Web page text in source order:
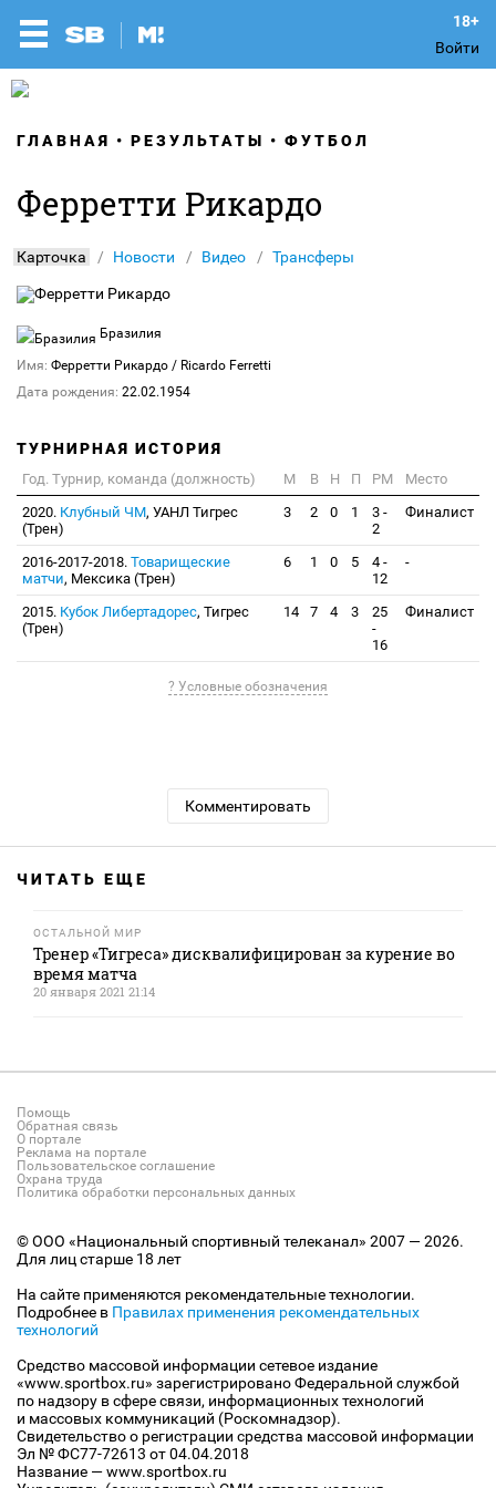
Войти
ГЛАВНАЯ РЕЗУЛЬТАТЫ ФУТБОЛ
Ферретти Рикардо
Карточка Новости Видео Трансферы
Бразилия
Имя: Ферретти Рикардо / Ricardo Ferretti
Дата рождения: 22.02.1954
ТУРНИРНАЯ ИСТОРИЯ
Год. Турнир, команда (должность) М В Н П РМ
Место
2020. Клубный ЧМ, УАНЛ Тигрес
(Трен)
3 2 0 1
3 -
2
Финалист
2016-2017-2018. Товарищеские
матчи, Мексика (Трен)
6 1 0 5
4 -
12
-
2015. Кубок Либертадорес, Тигрес
(Трен)
14 7 4 3
25
-
16
Финалист
? Условные обозначения
Комментировать
ЧИТАТЬ ЕЩЕ
ОСТАЛЬНОЙ МИР
Тренер «Тигреса» дисквалифицирован за курение во
время матча
20 января 2021 21:14
Помощь
Обратная связь
О портале
Реклама на портале
Пользовательское соглашение
Охрана труда
Политика обработки персональных данных
© ООО «Национальный спортивный телеканал» 2007 — 2026.
Для лиц старше 18 лет
На сайте применяются рекомендательные технологии.
Подробнее в Правилах применения рекомендательных
технологий
Средство массовой информации сетевое издание
«www.sportbox.ru» зарегистрировано Федеральной службой
по надзору в сфере связи, информационных технологий
и массовых коммуникаций (Роскомнадзор).
Свидетельство о регистрации средства массовой информации
Эл № ФС77-72613 от 04.04.2018
Название — www.sportbox.ru